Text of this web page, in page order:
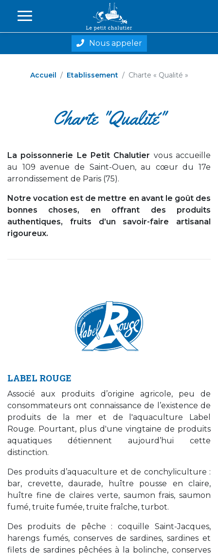
Nous appeler
Accueil Etablissement Charte « Qualité »
Charte "Qualité"
La poissonnerie Le Petit Chalutier vous accueille
au 109 avenue de Saint-Ouen, au cœur du 17e
arrondissement de Paris (75).
Notre vocation est de mettre en avant le goût des
bonnes choses, en offrant des produits
authentiques, fruits d’un savoir-faire artisanal
rigoureux.
LABEL ROUGE
Associé aux produits d’origine agricole, peu de
consommateurs ont connaissance de l’existence de
produits de la mer et de l'aquaculture Label
Rouge. Pourtant, plus d'une vingtaine de produits
aquatiques détiennent aujourd’hui cette
distinction.
Des produits d’aquaculture et de conchyliculture :
bar, crevette, daurade, huître pousse en claire,
huître fine de claires verte, saumon frais, saumon
fumé, truite fumée, truite fraîche, turbot.
Des produits de pêche : coquille Saint-Jacques,
harengs fumés, conserves de sardines, sardines et
filets de sardines pêchées à la bolinche, conserves